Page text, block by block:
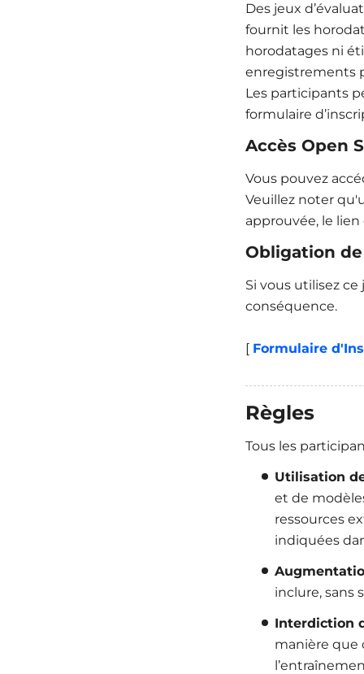
Des jeux
fournit les
horodatages ni
enregistrements
Les participants
formulaire
Accès Open
Vous pouvez
Veuillez noter
approuvée, le
Obligation
Si vous utilisez
conséquence.
[ Formulaire
Règles
Tous les
Utilisation
et de
ressources
indiquées
inclure, sans
Interdiction
manière que